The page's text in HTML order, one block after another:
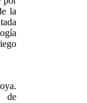
la
de